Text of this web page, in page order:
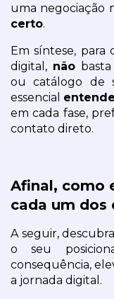
uma negociação
certo.
Em síntese, para
digital, não
ou catálogo de
essencial
em cada fase,
contato direto.
Afinal, como
cada um dos
A seguir,
o seu
consequência,
a jornada digital.